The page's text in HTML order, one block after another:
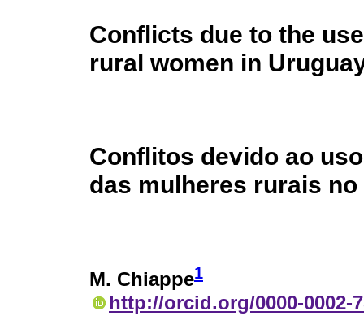
Conflicts due to the
rural women in
Conflitos devido ao
das mulheres rurais no
M. Chiappe1
http://orcid.org/0000-0002-